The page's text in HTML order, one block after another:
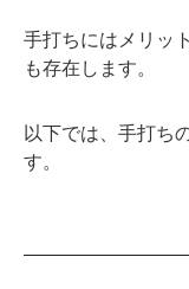
手打ちにはメリッ
も存在します。
以下では、手打ち
す。